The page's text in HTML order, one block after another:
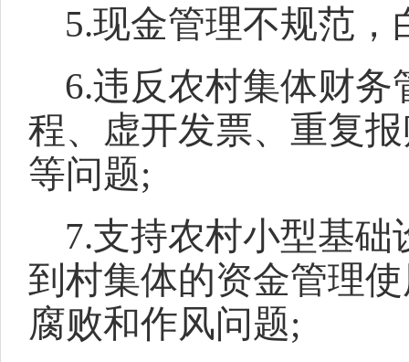
5.现金管理不规范
6.违反农村集体财
程、虚开发票、重复
等问题;
7.支持农村小型基
到村集体的资金管理
腐败和作风问题;